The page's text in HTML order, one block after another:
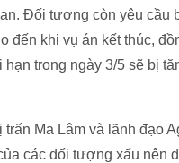
Đối tượng còn yêu cầu
khi vụ án kết thúc,
trong ngày 3/5 sẽ bị
Ma Lâm và lãnh đạo
các đối tượng xấu nên